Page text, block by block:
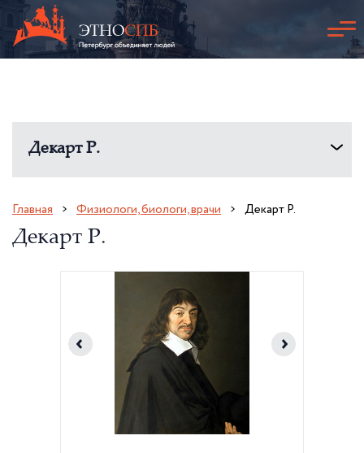
Декарт Р.
Главная Физиологи, биологи, врачи Декарт Р.
Декарт Р.